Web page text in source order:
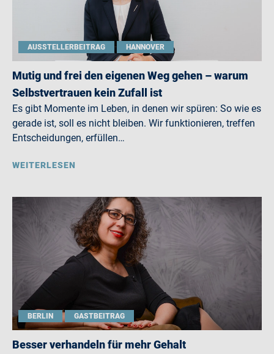
AUSSTELLERBEITRAG HANNOVER
Mutig und frei den eigenen Weg gehen – warum
Selbstvertrauen kein Zufall ist
Es gibt Momente im Leben, in denen wir spüren: So wie es
gerade ist, soll es nicht bleiben. Wir funktionieren, treffen
Entscheidungen, erfüllen…
WEITERLESEN
BERLIN GASTBEITRAG
Besser verhandeln für mehr Gehalt